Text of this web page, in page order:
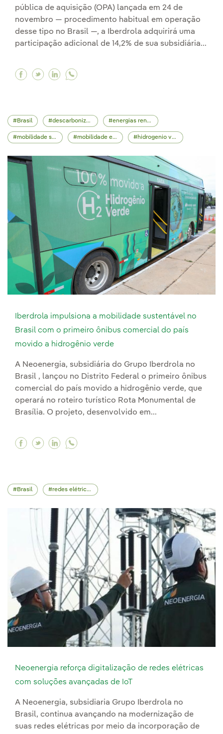
pública de aquisição (OPA) lançada em 24 de
novembro — procedimento habitual em operação
desse tipo no Brasil —, a Iberdrola adquirirá uma
participação adicional de 14,2% de sua subsidiária...
Facebook Acionistas da Neoenergia aderem
Twitter Acionistas da Neoenergia aderem
Linkedin Acionistas da Neoenergia
Brasil descarbonização energias renováveis
mobilidade sustentável mobilidade elétrica hidrogenio verde
Iberdrola impulsiona a mobilidade sustentável no
Brasil com o primeiro ônibus comercial do país
movido a hidrogênio verde
A Neoenergia, subsidiária do Grupo Iberdrola no
Brasil , lançou no Distrito Federal o primeiro ônibus
comercial do país movido a hidrogênio verde, que
operará no roteiro turístico Rota Monumental de
Brasília. O projeto, desenvolvido em...
Facebook Iberdrola impulsiona a mobilidade
Twitter Iberdrola impulsiona a
Linkedin Iberdrola impulsiona a
Brasil redes elétricas
Neoenergia reforça digitalização de redes elétricas
com soluções avançadas de IoT
A Neoenergia, subsidiaria Grupo Iberdrola no
Brasil, continua avançando na modernização de
suas redes elétricas por meio da incorporação de